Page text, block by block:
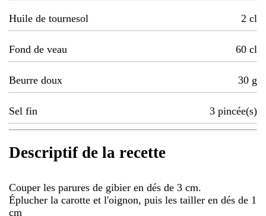
Huile de tournesol 2 cl
Fond de veau 60 cl
Beurre doux 30 g
Sel fin 3 pincée(s)
Descriptif de la recette
Couper les parures de gibier en dés de 3 cm.
Éplucher la carotte et l'oignon, puis les tailler en dés de 1
cm